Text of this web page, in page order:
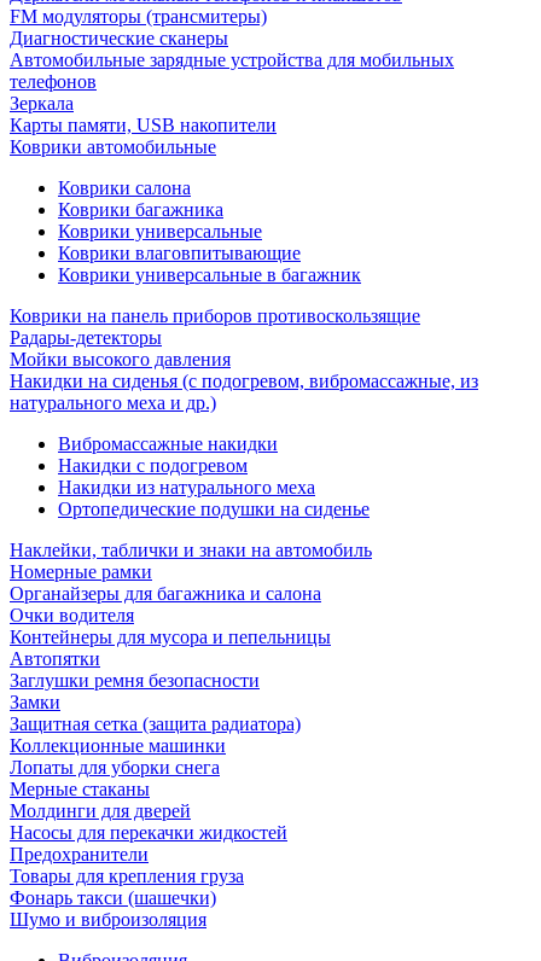
FM модуляторы (трансмитеры)
Диагностические сканеры
Автомобильные зарядные устройства для мобильных
телефонов
Зеркала
Карты памяти, USB накопители
Коврики автомобильные
Коврики салона
Коврики багажника
Коврики универсальные
Коврики влаговпитывающие
Коврики универсальные в багажник
Коврики на панель приборов противоскользящие
Радары-детекторы
Мойки высокого давления
Накидки на сиденья (с подогревом, вибромассажные, из
натурального меха и др.)
Вибромассажные накидки
Накидки с подогревом
Накидки из натурального меха
Ортопедические подушки на сиденье
Наклейки, таблички и знаки на автомобиль
Номерные рамки
Органайзеры для багажника и салона
Очки водителя
Контейнеры для мусора и пепельницы
Автопятки
Заглушки ремня безопасности
Замки
Защитная сетка (защита радиатора)
Коллекционные машинки
Лопаты для уборки снега
Мерные стаканы
Молдинги для дверей
Насосы для перекачки жидкостей
Предохранители
Товары для крепления груза
Фонарь такси (шашечки)
Шумо и виброизоляция